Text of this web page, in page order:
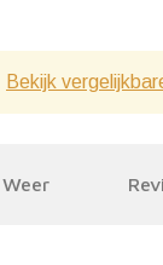
Bekijk
Weer